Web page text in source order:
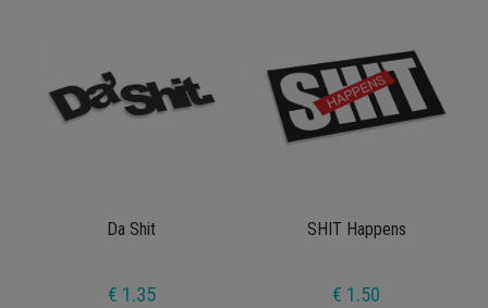
Da Shit
€ 1.35
SHIT Happens
€ 1.50